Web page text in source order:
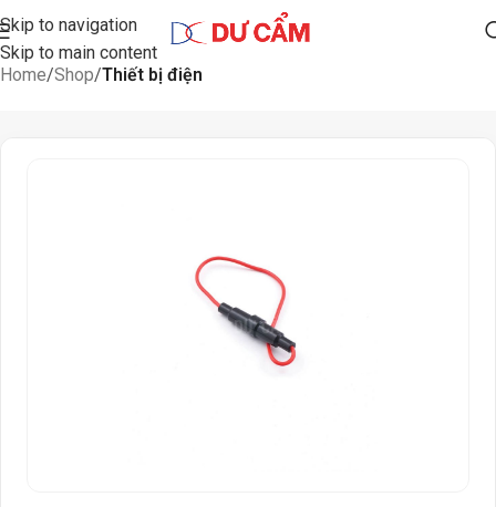
Skip to navigation
Skip to main content
Home Shop Thiết bị điện